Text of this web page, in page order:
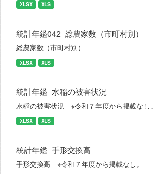
XLSX XLS
統計年鑑042_総農家数（市町村別）
総農家数（市町村別）
XLSX XLS
統計年鑑_水稲の被害状況
水稲の被害状況 ※令和７年度から掲載なし。
XLSX XLS
統計年鑑_手形交換高
手形交換高 ※令和７年度から掲載なし。